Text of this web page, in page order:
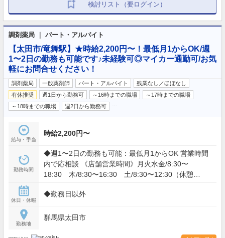
検討リスト（要ログイン）
調剤薬局 ｜ パート・アルバイト
【太田市/竜舞駅】★時給2,200円〜！最低月1からOK/週
1〜2日の勤務も可能です♪未経験可◎マイカー通勤可/お気
軽にお問合せください！
調剤薬局 一般薬剤師 パート・アルバイト
残業なし／ほぼなし
有休推奨
週1日から勤務可 ～16時までの職場
～17時までの職場
～18時までの職場
週2日から勤務可
給与・手当
時給2,200円〜
勤務時間
◆週1〜2日の勤務も可能：最低月1からOK 営業時間
内で応相談 《店舗営業時間》月火水金/8:30〜
18:30 木/8:30〜16:30 土/8:30〜12:30（休憩
ぼなし
休日・休暇
◆勤務日以外
勤務地
群馬県太田市